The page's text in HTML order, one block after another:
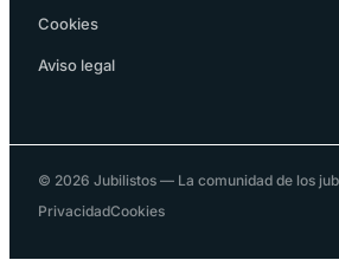
Cookies
Aviso legal
© 2026 Jubilistos — La comunidad de los
PrivacidadCookies